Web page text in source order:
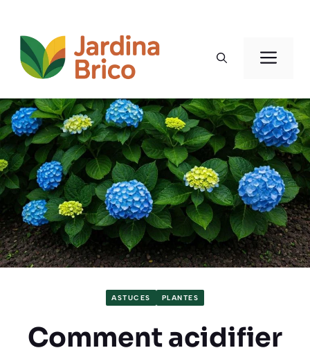
contenu
ASTUCES PLANTES
Comment acidifier